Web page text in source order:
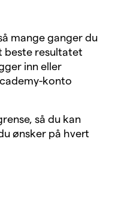
mange ganger du
beste resultatet
inn eller
konto
så du kan
ønsker på hvert